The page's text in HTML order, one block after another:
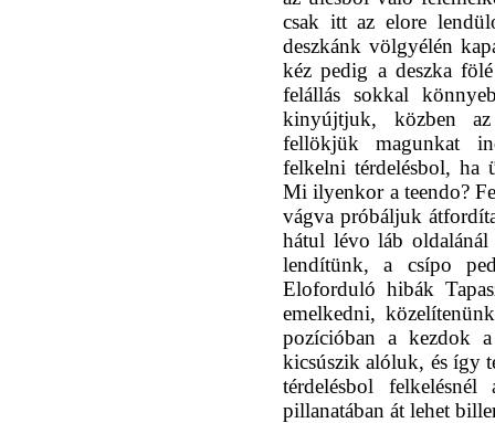
csak itt az elore
deszkánk völgyélén
kéz pedig a deszka
felállás sokkal
kinyújtjuk, közben
fellökjük magunkat
felkelni térdelésbol, ha
Mi ilyenkor a teendo?
vágva próbáljuk
hátul lévo láb oldalánál
lendítünk, a csípo
Eloforduló hibák
emelkedni,
pozícióban a kezdok
kicsúszik alóluk, és így
térdelésbol
pillanatában át lehet